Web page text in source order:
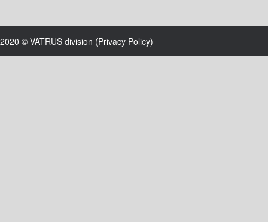
2020 © VATRUS division (Privacy Policy)